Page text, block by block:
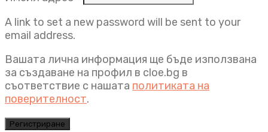
A link to set a new password will be sent to your
email address.
Вашата лична информация ще бъде използвана
за създаване на профил в cloe.bg в
съответствие с нашата политиката на
поверителност.
Регистриране